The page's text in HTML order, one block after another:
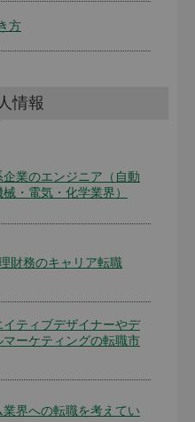
方
情報
企業のエンジニア（自動
・電気・化学業界）
財務のキャリア転職
イティブデザイナーやデ
マーケティングの転職市
業界への転職を考えてい